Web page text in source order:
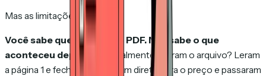
Mas as limitações são reais.
Você sabe que baixaram o PDF. Não sabe o que
aconteceu depois.
Eles realmente abriram o arquivo? Leram
a página 1 e fecharam? Pularam direto para o preço e passaram